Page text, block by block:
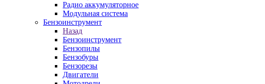
Радио аккумуляторное
Модульная система
Бензоинструмент
Назад
Бензоинструмент
Бензопилы
Бензобуры
Бензорезы
Двигатели